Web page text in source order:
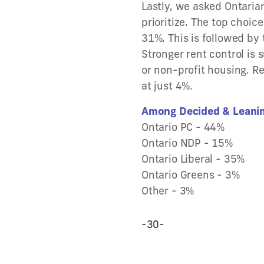
Lastly, we asked
prioritize. The top
31%. This is followed
Stronger rent control is
or non-profit housing.
at just 4%.
Among Decided &
Ontario PC - 44%
Ontario NDP - 15%
Ontario Liberal - 35%
Ontario Greens - 3%
Other - 3%
-30-